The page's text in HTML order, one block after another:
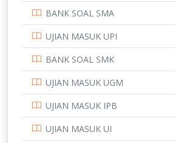
PTDI STTD
SMA
SMK
SMP
BANK SOAL SMA
UJIAN MASUK UPI
BANK SOAL SMK
UJIAN MASUK UGM
UJIAN MASUK IPB
UJIAN MASUK UI